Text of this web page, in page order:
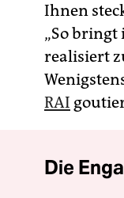
Ihnen
„So bringt
realisiert
RAI
Die